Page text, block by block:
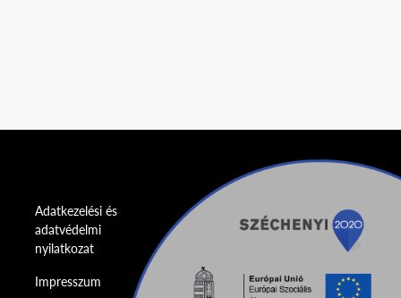
Adatkezelési és
adatvédelmi
nyilatkozat
Impresszum